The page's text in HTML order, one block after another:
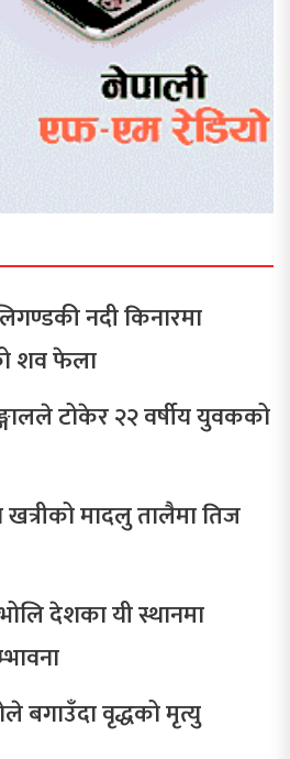
नदी किनारमा
शव फेला
टोकेर २२ वर्षीय युवकको
खत्रीको मादलु तालैमा तिज
देशका यी स्थानमा
बगाउँदा वृद्धको मृत्यु